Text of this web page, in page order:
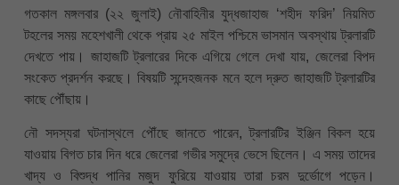
গতকাল মঙ্গলবার (২২ জুলাই) নৌবাহিনীর যুদ্ধজাহাজ ‘শহীদ ফরিদ’ নিয়মিত
টহলের সময় মহেশখালী থেকে প্রায় ২৫ মাইল পশ্চিমে ভাসমান অবস্থায় ট্রলারটি
দেখতে পায়। জাহাজটি ট্রলারের দিকে এগিয়ে গেলে দেখা যায়, জেলেরা বিপদ
সংকেত প্রদর্শন করছে। বিষয়টি সন্দেহজনক মনে হলে দ্রুত জাহাজটি ট্রলারটির
কাছে পৌঁছায়।
নৌ সদস্যরা ঘটনাস্থলে পৌঁছে জানতে পারেন, ট্রলারটির ইঞ্জিন বিকল হয়ে
যাওয়ায় বিগত চার দিন ধরে জেলেরা গভীর সমুদ্রে ভেসে ছিলেন। এ সময় তাদের
খাদ্য ও বিশুদ্ধ পানির মজুদ ফুরিয়ে যাওয়ায় তারা চরম দুর্ভোগে পড়েন।